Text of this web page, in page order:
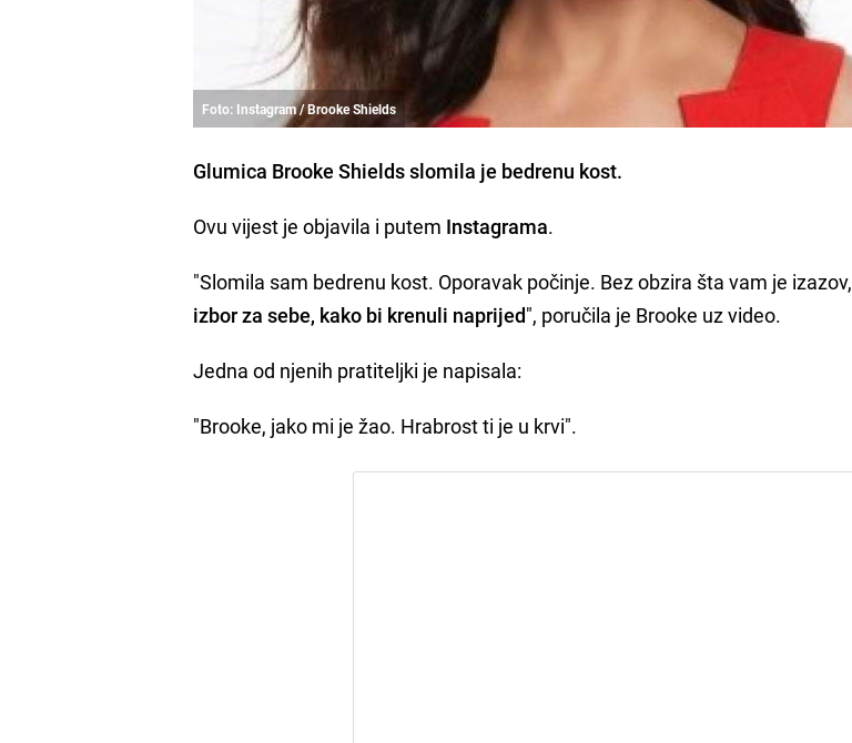
Foto: Instagram / Brooke Shields
Glumica Brooke Shieldsslomila je bedrenu kost.
Ovu vijest je objavila i putem Instagrama.
"Slomila sam bedrenu kost. Oporavak počinje. Bez obzira šta vam je izazov,
izbor za sebe, kako bi krenuli naprijed", poručila je Brooke uz video.
Jedna od njenih pratiteljki je napisala:
"Brooke, jako mi je žao. Hrabrost ti je u krvi".